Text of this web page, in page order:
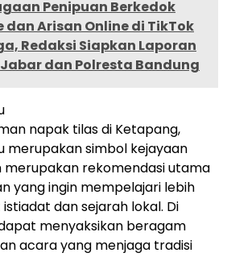
Penipuan Berkedok
Arisan Online di TikTok
Redaksi Siapkan Laporan
Jabar dan Polresta Bandung
napak tilas di Ketapang,
merupakan simbol kejayaan
merupakan rekomendasi utama
yang ingin mempelajari lebih
dan sejarah lokal. Di
menyaksikan beragam
acara yang menjaga tradisi